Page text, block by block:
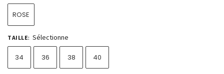
ROSE
TAILLE: Sélectionne
34 36 38 40